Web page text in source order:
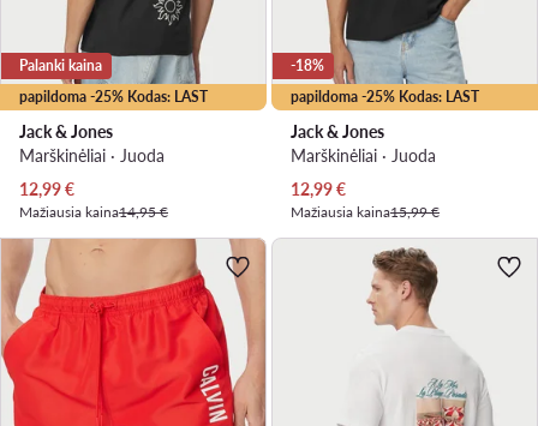
papildoma -25% Kodas: LAST
Palanki kaina
Jack & Jones
Marškinėliai · Juoda
Dabartinė kaina
12,99€
Mažiausia kaina14,95 €
papildoma -25% Kodas: LAST
-18%
Jack & Jones
Marškinėliai · Juoda
Dabartinė kaina
12,99€
Mažiausia kaina15,99 €